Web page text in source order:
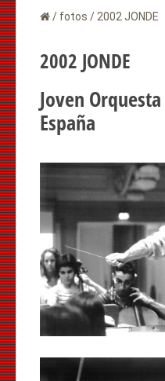
/ fotos / 2002 JONDE
2002 JONDE
Joven
España